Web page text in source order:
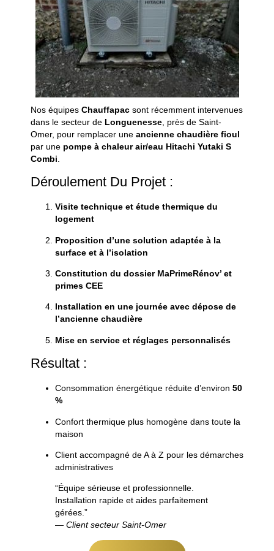
Nos équipes Chauffapac sont récemment intervenues
dans le secteur de Longuenesse près de Saint-
Omer, pour remplacer une ancienne chaudière fioul
par une pompe à chaleurair/eau Hitachi Yutaki S
Combi
Déroulement Du Projet :
Visite technique et étude thermique du
logement
Proposition d’une solution adaptée à la
surface et à l’isolation
Constitution du dossier MaPrimeRénov’ et
primes CEE
Installation en une journée avec dépose de
l’ancienne chaudière
Mise en service et réglages personnalisés
Résultat :
Consommation énergétique réduite d’environ 50
%
Confort thermique plus homogène dans toute la
maison
Client accompagné deAà Z pour les démarches
administratives
“Équipe sérieuse et professionnelle.
Installation rapide et aides parfaitement
gérées.”
— Clientsecteur Saint-Omer